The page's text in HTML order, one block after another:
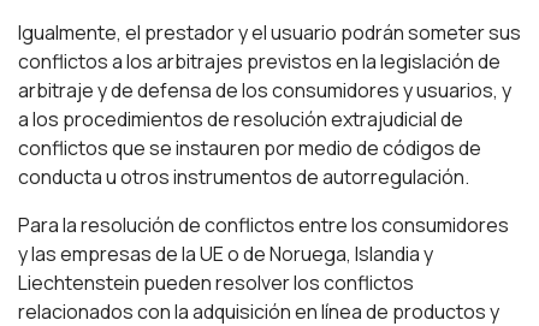
Igualmente, el prestador y el usuario podrán someter sus
conflictos a los arbitrajes previstos en la legislación de
arbitraje y de defensa de los consumidores y usuarios, y
a los procedimientos de resolución extrajudicial de
conflictos que se instauren por medio de códigos de
conducta u otros instrumentos de autorregulación.
Para la resolución de conflictos entre los consumidores
y las empresas de la UE o de Noruega, Islandia y
Liechtenstein pueden resolver los conflictos
relacionados con la adquisición en línea de productos y